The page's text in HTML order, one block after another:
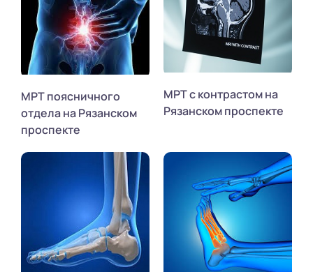
МРТ поясничного
отдела на Рязанском
проспекте
МРТ с контрастом на
Рязанском проспекте